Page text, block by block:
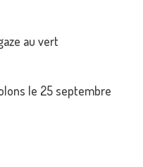
au vert
le 25 septembre